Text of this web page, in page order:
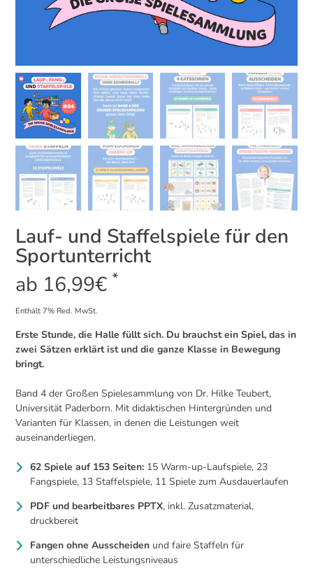
Lauf- und Staffelspiele für den
Sportunterricht
ab 16,99€ *
Enthält 7% Red. MwSt.
Erste Stunde, die Halle füllt sich. Du brauchst ein Spiel, das in
zwei Sätzen erklärt ist und die ganze Klasse in Bewegung
bringt.
Band 4 der Großen Spielesammlung von Dr. Hilke Teubert,
Universität Paderborn. Mit didaktischen Hintergründen und
Varianten für Klassen, in denen die Leistungen weit
auseinanderliegen.
62 Spiele auf 153 Seiten: 15 Warm-up-Laufspiele, 23
Fangspiele, 13 Staffelspiele, 11 Spiele zum Ausdauerlaufen
PDF und bearbeitbares PPTX, inkl. Zusatzmaterial,
druckbereit
Fangen ohne Ausscheiden und faire Staffeln für
unterschiedliche Leistungsniveaus